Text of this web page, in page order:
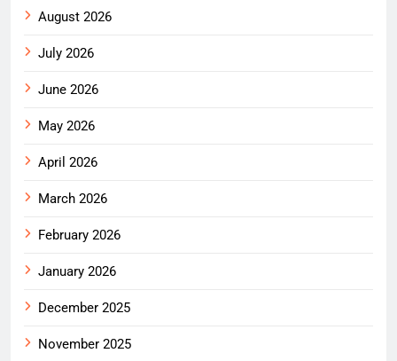
August 2026
July 2026
June 2026
May 2026
April 2026
March 2026
February 2026
January 2026
December 2025
November 2025